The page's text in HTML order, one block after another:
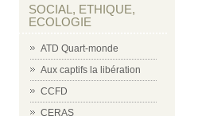
SOCIAL, ETHIQUE,
ECOLOGIE
ATD Quart-monde
Aux captifs la libération
CCFD
CERAS